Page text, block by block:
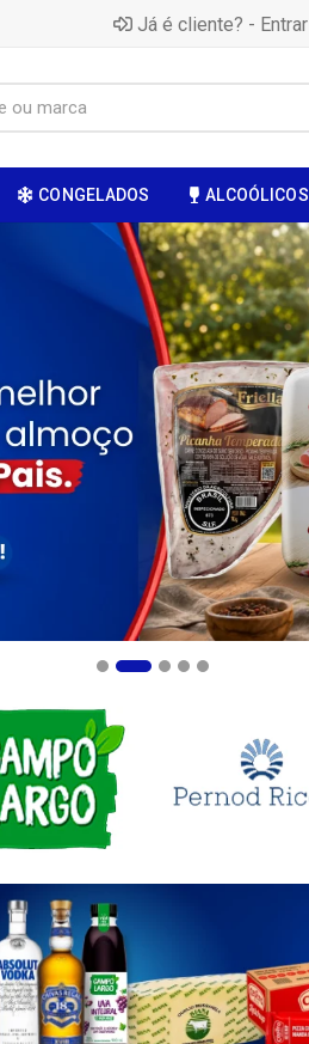
Já é cliente? - Entrar
CONGELADOS ALCOÓLICOS